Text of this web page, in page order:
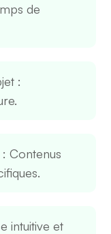
de
:
: Contenus
intuitive et